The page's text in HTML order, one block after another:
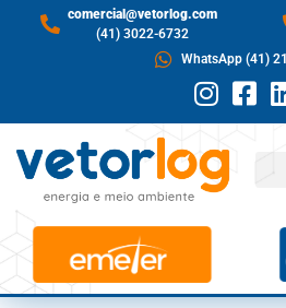
comercial@vetorlog.com
(41) 3022-6732
WhatsApp (41)